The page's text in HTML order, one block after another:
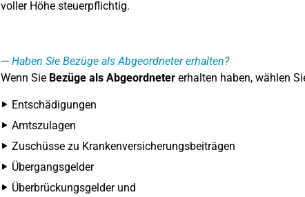
voller Höhe steuerpflichtig.
Haben Sie Bezüge als Abgeordneter erhalten?
Wenn Sie Bezüge als Abgeordnetererhalten haben, wählen
Entschädigungen
Amtszulagen
Zuschüsse zu Krankenversicherungsbeiträgen
Übergangsgelder
Überbrückungsgelder und